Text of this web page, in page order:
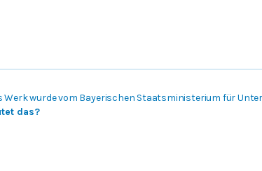
Werk wurde vom Bayerischen Staatsministerium für
das?